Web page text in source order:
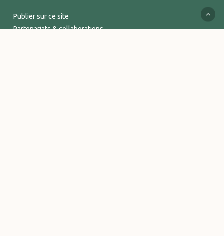
Publier sur ce site
Partenariats & collaborations